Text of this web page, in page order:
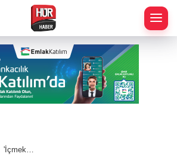
'İçmek